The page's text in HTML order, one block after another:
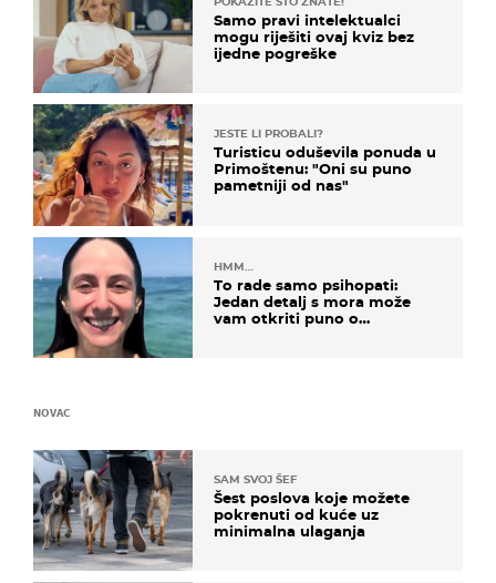
Samo pravi intelektualci
mogu riješiti ovaj kviz bez
ijedne pogreške
JESTE LI PROBALI?
Turisticu oduševila ponuda u
Primoštenu: "Oni su puno
pametniji od nas"
HMM…
To rade samo psihopati:
Jedan detalj s mora može
vam otkriti puno o
NOVAC
SAM SVOJ ŠEF
Šest poslova koje možete
pokrenuti od kuće uz
minimalna ulaganja